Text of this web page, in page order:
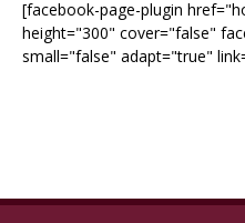
[facebook-page-plugin
height="300" cover="false"
small="false" adapt="true"